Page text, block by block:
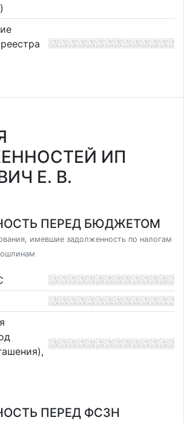
ИП
Е. В.
ПЕРЕД БЮДЖЕТОМ
имевшие задолженность по налогам
ПЕРЕД ФСЗН